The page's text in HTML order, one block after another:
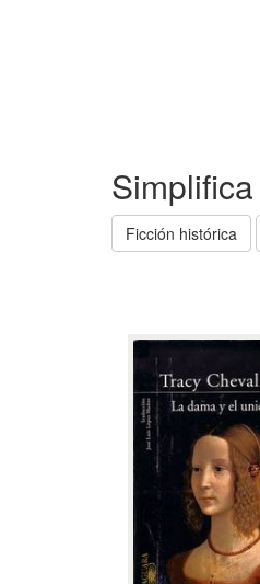
Ficción histórica